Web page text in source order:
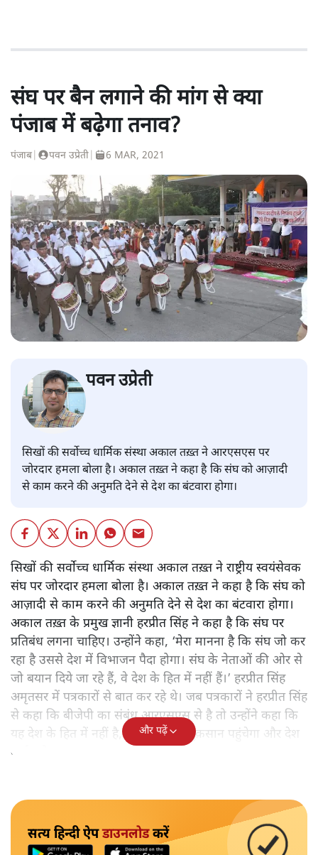
संघ पर बैन लगाने की मांग से क्या
पंजाब में बढ़ेगा तनाव?
पंजाब पवन उप्रेती 6 MAR, 2021
पवन उप्रेती
सिखों की सर्वोच्च धार्मिक संस्था अकाल तख़्त ने आरएसएस पर
जोरदार हमला बोला है। अकाल तख़्त ने कहा है कि संघ को आज़ादी
से काम करने की अनुमति देने से देश का बंटवारा होगा।
सिखों की सर्वोच्च धार्मिक संस्था अकाल तख़्त ने राष्ट्रीय स्वयंसेवक
संघ पर जोरदार हमला बोला है। अकाल तख़्त ने कहा है कि संघ को
आज़ादी से काम करने की अनुमति देने से देश का बंटवारा होगा।
अकाल तख़्त के प्रमुख ज्ञानी हरप्रीत सिंह ने कहा है कि संघ पर
प्रतिबंध लगना चाहिए। उन्होंने कहा, ‘मेरा मानना है कि संघ जो कर
रहा है उससे देश में विभाजन पैदा होगा। संघ के नेताओं की ओर से
जो बयान दिये जा रहे हैं, वे देश के हित में नहीं हैं।’ हरप्रीत सिंह
अमृतसर में पत्रकारों से बात कर रहे थे। जब पत्रकारों ने हरप्रीत सिंह
से कहा कि बीजेपी का संबंध आरएसएस से है तो उन्होंने कहा कि
यह देश के हित में नहीं है, इससे देश को नुक़सान पहुंचेगा और देश
बर्बाद होगा।
और पढ़ें
सत्य हिन्दी ऐपडाउनलोडकरें